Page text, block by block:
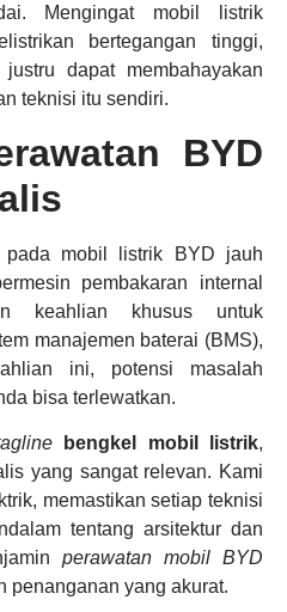
Mengingat mobil listrik
bertegangan tinggi,
dapat membahayakan
teknisi itu sendiri.
BYD
pada mobil listrik BYD jauh
pembakaran internal
keahlian khusus untuk
manajemen baterai (BMS),
ini, potensi masalah
bisa terlewatkan.
bengkel mobil listrik,
yang sangat relevan. Kami
memastikan setiap teknisi
tentang arsitektur dan
perawatan mobil BYD
penanganan yang akurat.